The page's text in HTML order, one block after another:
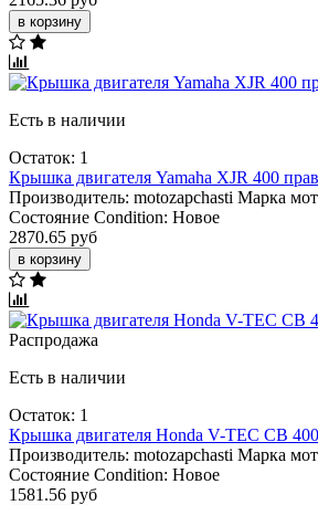
в корзину
Есть в наличии
Остаток: 1
Крышка двигателя Yamaha XJR 400
Производитель: motozapchasti Марка
Состояние Condition: Новое
2870.65 руб
в корзину
Распродажа
Есть в наличии
Остаток: 1
Крышка двигателя Honda V-TEC СВ
Производитель: motozapchasti Марка
Состояние Condition: Новое
1581.56 руб